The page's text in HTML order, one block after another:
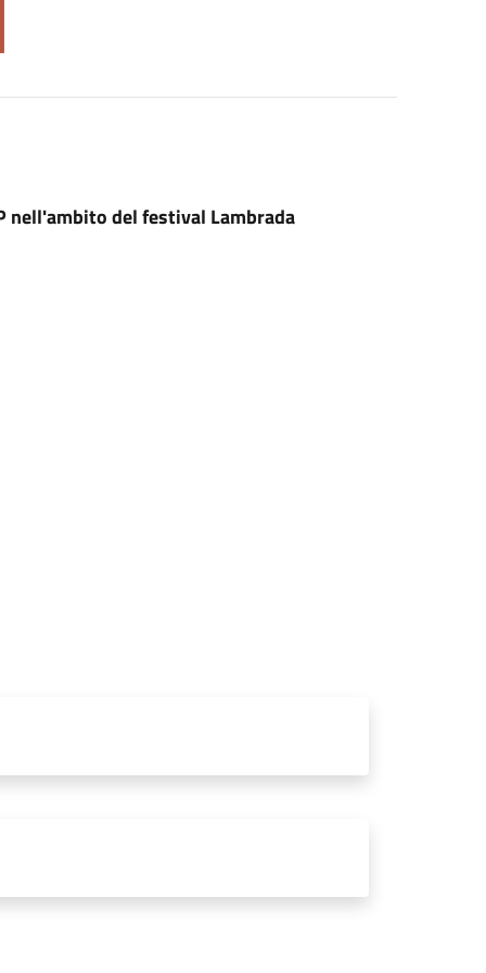
nell'ambito del festival Lambrada